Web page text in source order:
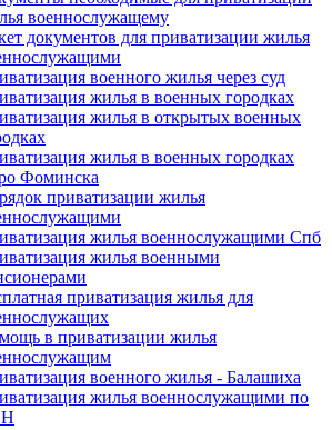
военнослужащему
документов для приватизации жилья
военного жилья через суд
жилья в военных городках
жилья в открытых военных
жилья в военных городках
Фоминска
приватизации жилья
жилья военнослужащими Спб
жилья военными
приватизация жилья для
в приватизации жилья
военного жилья - Балашиха
жилья военнослужащими по